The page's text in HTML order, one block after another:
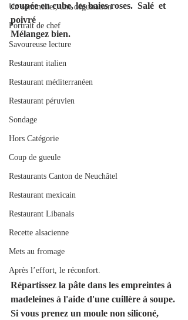
Un sommelier, une dégustation
Portrait de chef
Savoureuse lecture
Restaurant italien
Restaurant méditerranéen
Restaurant péruvien
Sondage
Hors Catégorie
Coup de gueule
Restaurants Canton de Neuchâtel
Restaurant mexicain
Restaurant Libanais
Recette alsacienne
Mets au fromage
Après l’effort, le réconfort.
coupée en cube, les baies roses.  Salé  et
poivré
Mélangez bien.
Répartissez la pâte dans les empreintes à
madeleines à l'aide d'une cuillère à soupe.
Si vous prenez un moule non siliconé,